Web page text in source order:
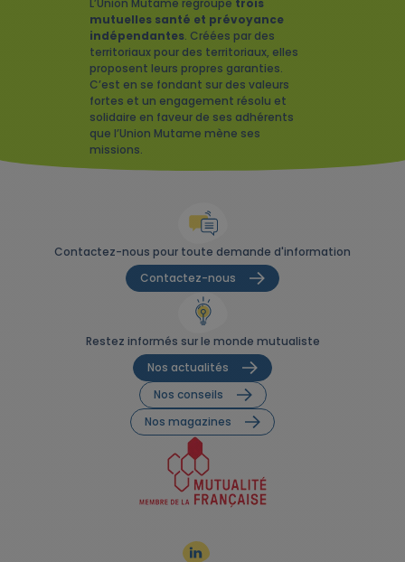
L’Union Mutame regroupe trois
mutuelles santé et prévoyance
indépendantes. Créées par des
territoriaux pour des territoriaux, elles
proposent leurs propres garanties.
C’est en se fondant sur des valeurs
fortes et un engagement résolu et
solidaire en faveur de ses adhérents
que l’Union Mutame mène ses
missions.
Contactez-nous pour toute demande d'information
Contactez-nous
Restez informés sur le monde mutualiste
Nos actualités
Nos conseils
Nos magazines